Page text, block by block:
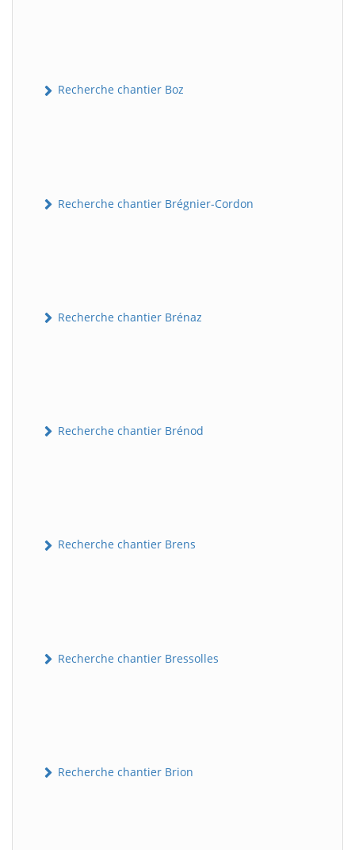
Recherche chantier Boz
Recherche chantier Brégnier-Cordon
Recherche chantier Brénaz
Recherche chantier Brénod
Recherche chantier Brens
Recherche chantier Bressolles
Recherche chantier Brion